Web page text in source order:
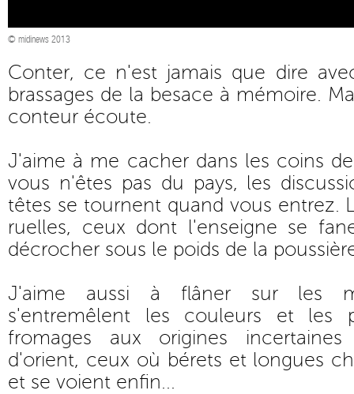
© midinews 2013
Conter, ce n'est jamais que dire
brassages de la besace à mémoire.
conteur écoute.
J'aime à me cacher dans les coins
vous n'êtes pas du pays, les
têtes se tournent quand vous entrez.
ruelles, ceux dont l'enseigne se
décrocher sous le poids de la
J'aime aussi à flâner sur les
s'entremêlent les couleurs et les
fromages aux origines incertaines
d'orient, ceux où bérets et longues
et se voient enfin...